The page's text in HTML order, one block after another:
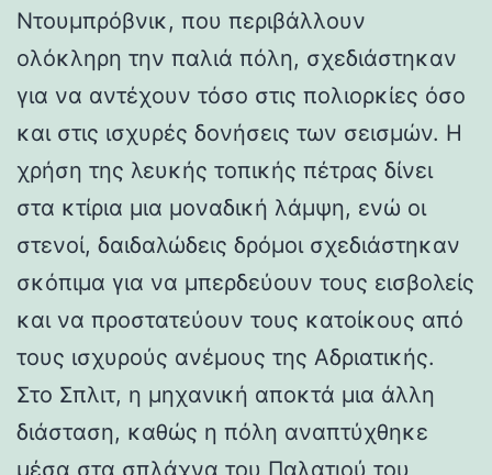
Ντουμπρόβνικ, που περιβάλλουν
ολόκληρη την παλιά πόλη, σχεδιάστηκαν
για να αντέχουν τόσο στις πολιορκίες όσο
και στις ισχυρές δονήσεις των σεισμών. Η
χρήση της λευκής τοπικής πέτρας δίνει
στα κτίρια μια μοναδική λάμψη, ενώ οι
στενοί, δαιδαλώδεις δρόμοι σχεδιάστηκαν
σκόπιμα για να μπερδεύουν τους εισβολείς
και να προστατεύουν τους κατοίκους από
τους ισχυρούς ανέμους της Αδριατικής.
Στο Σπλιτ, η μηχανική αποκτά μια άλλη
διάσταση, καθώς η πόλη αναπτύχθηκε
μέσα στα σπλάχνα του Παλατιού του